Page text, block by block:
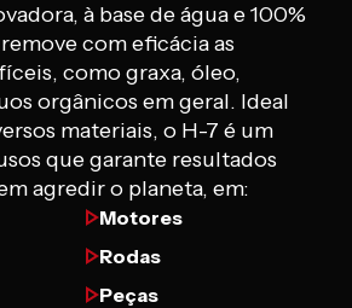
à base de água e 100%
com eficácia as
como graxa, óleo,
orgânicos em geral. Ideal
materiais, o H-7 é um
que garante resultados
agredir o planeta, em:
Motores
Rodas
Peças